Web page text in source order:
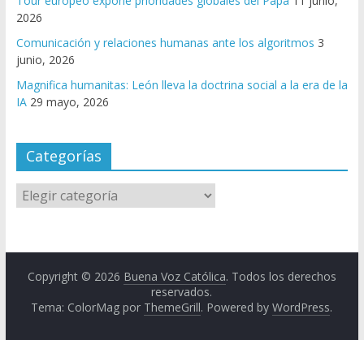
2026
Comunicación y relaciones humanas ante los algoritmos 3
junio, 2026
Magnifica humanitas: León lleva la doctrina social a la era de la
IA 29 mayo, 2026
Categorías
Copyright © 2026 Buena Voz Católica. Todos los derechos
reservados.
Tema: ColorMag por ThemeGrill. Powered byWordPress.